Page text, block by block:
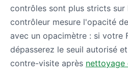
contrôles sont plus stricts sur
contrôleur mesure l'opacité
avec un opacimètre : si votre
dépasserez le seuil autorisé
contre-visite après nettoyage